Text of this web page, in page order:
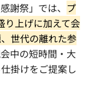
謝祭」では、 プ
り上げに加えて会
世代の離れた参
中の短時間・大
掛けをご提案し